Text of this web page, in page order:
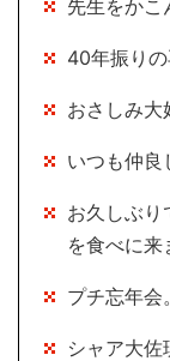
先生をかこ
40年振り
おさしみ大
いつも仲良
お久しぶり
を食べに来
プチ忘年会
シャア大